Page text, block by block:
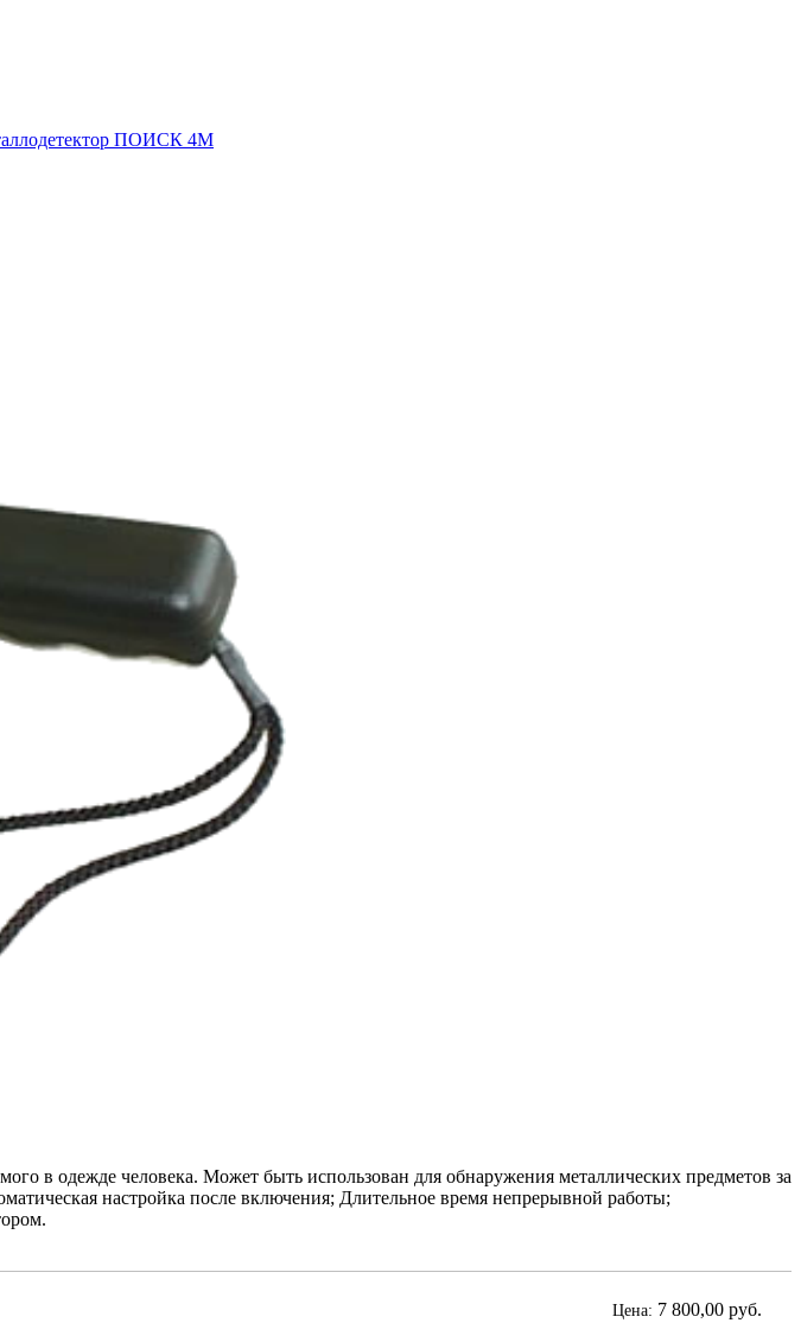
ПОИСК 4М
в одежде человека. Может быть использован для обнаружения металлических предметов за
настройка после включения; Длительное время непрерывной работы;
Цена: 7 800,00 руб.